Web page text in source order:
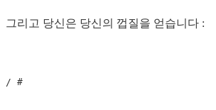
그리고 당신은 당신의 껍질을 얻습니다 :
/ #